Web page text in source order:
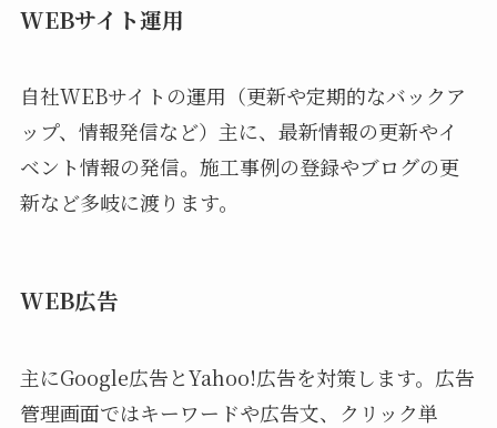
WEBサイト運用
自社WEBサイトの運用（更新や定期的なバックア
ップ、情報発信など）主に、最新情報の更新やイ
ベント情報の発信。施工事例の登録やブログの更
新など多岐に渡ります。
WEB広告
主にGoogle広告とYahoo!広告を対策します。広告
管理画面ではキーワードや広告文、クリック単